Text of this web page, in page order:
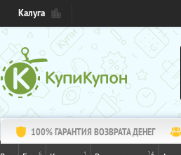
Калуга
100% ГАРАНТИЯ ВОЗВРАТА ДЕНЕГ